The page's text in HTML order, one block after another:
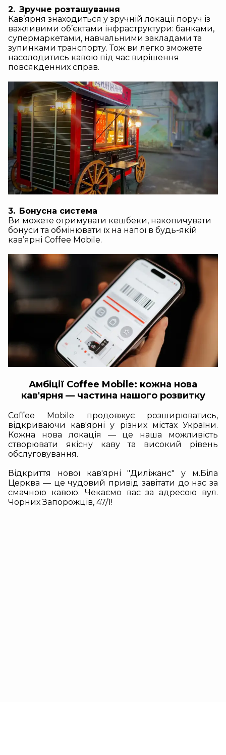
2. Зручне розташування
Кав’ярня знаходиться у зручній локації поруч із
важливими об’єктами інфраструктури: банками,
супермаркетами, навчальними закладами та
зупинками транспорту. Тож ви легко зможете
насолодитись кавою під час вирішення
повсякденних справ.
3. Бонусна система
Ви можете отримувати кешбеки, накопичувати
бонуси та обмінювати їх на напої в будь-якій
кав’ярні Coffee Mobile.
Амбіції Coffee Mobile: кожна нова
кав'ярня — частина нашого розвитку
Coffee Mobile продовжує розширюватись,
відкриваючи кав'ярні у різних містах України.
Кожна нова локація — це наша можливість
створювати якісну каву та високий рівень
обслуговування.
Відкриття нової кав'ярні "Диліжанс" у м.Біла
Церква — це чудовий привід завітати до нас за
смачною кавою. Чекаємо вас за адресою вул.
Чорних Запорожців, 47/1!